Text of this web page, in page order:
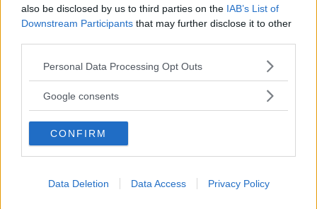
also be disclosed by us to third parties on the IAB’s List of
Downstream Participants that may further disclose it to other
Please note that this website/app uses one or more Google
not limited to your visit or usage behaviour. You may click to
use your data for below specified purposes in below Google
consent section.
Personal Data Processing Opt Outs
Google consents
CONFIRM
Data Deletion Data Access Privacy Policy
Password dimenticata?